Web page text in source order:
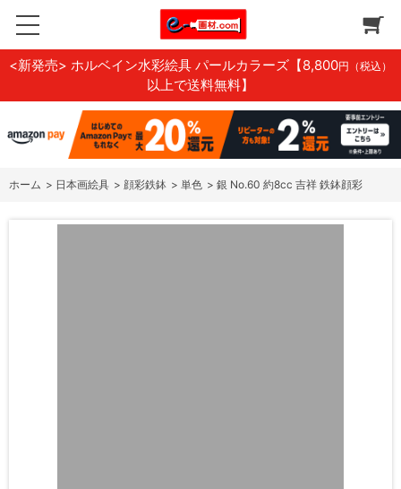
<新発売> ホルベイン水彩絵具 パールカラーズ 【8,800円（税込）
以上で送料無料】
ホーム > 日本画絵具 > 顔彩鉄鉢 > 単色 > 銀 No.60 約8cc 吉祥 鉄鉢顔彩